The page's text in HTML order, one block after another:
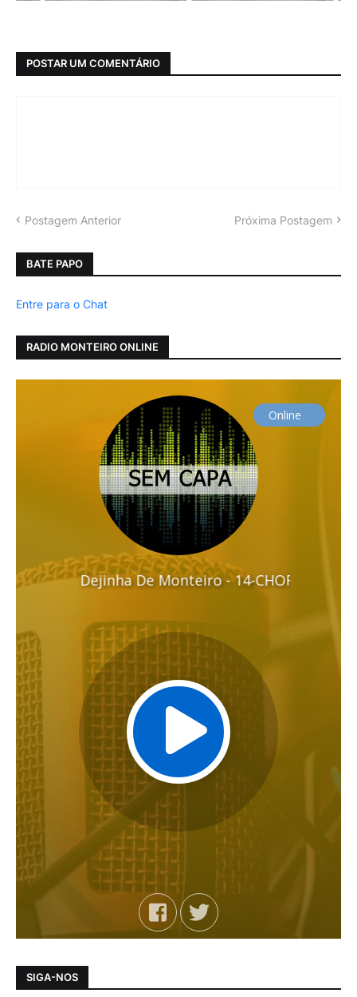
POSTAR UM COMENTÁRIO
Postagem Anterior Próxima Postagem
BATE PAPO
Entre para o Chat
RADIO MONTEIRO ONLINE
SIGA-NOS